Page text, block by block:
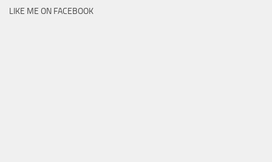
LIKE ME ON FACEBOOK